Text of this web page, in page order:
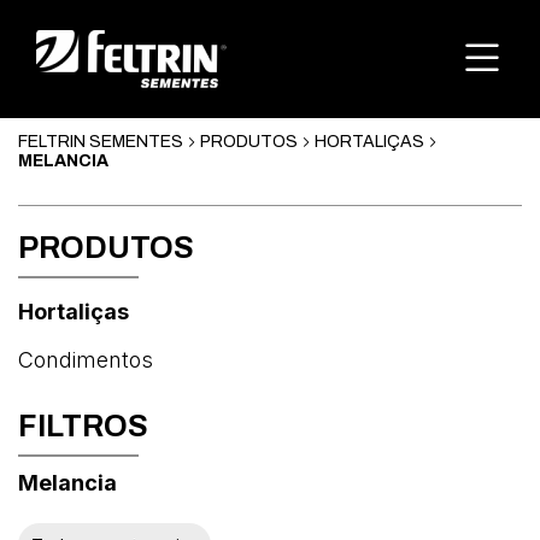
FELTRIN SEMENTES PRODUTOS
HORTALIÇAS
MELANCIA
PRODUTOS
Hortaliças
Condimentos
FILTROS
Melancia